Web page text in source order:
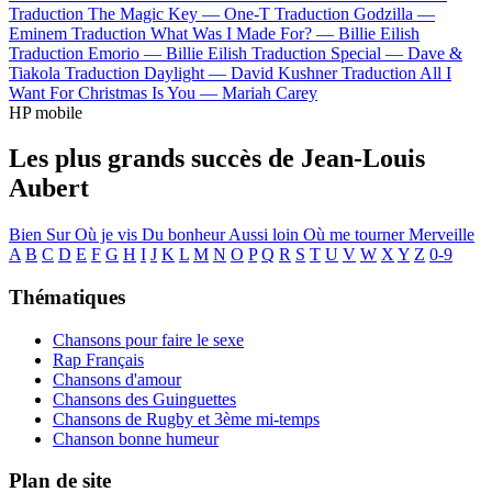
Traduction The Magic Key — One-T Traduction Godzilla —
Eminem Traduction What Was I Made For? — Billie Eilish
Traduction Emorio — Billie Eilish Traduction Special — Dave &
Tiakola Traduction Daylight — David Kushner Traduction All I
Want For Christmas Is You — Mariah Carey
HP mobile
Les plus grands succès de Jean-Louis
Aubert
Bien SurOù je vis Du bonheurAussi loin Où me tournerMerveille
A B C D E F G H I J K L M N O P Q R S T U V W X Y Z 0-9
Thématiques
Chansons pour faire le sexe
Rap Français
Chansons d'amour
Chansons des Guinguettes
Chansons de Rugby et 3ème mi-temps
Chanson bonne humeur
Plan de site